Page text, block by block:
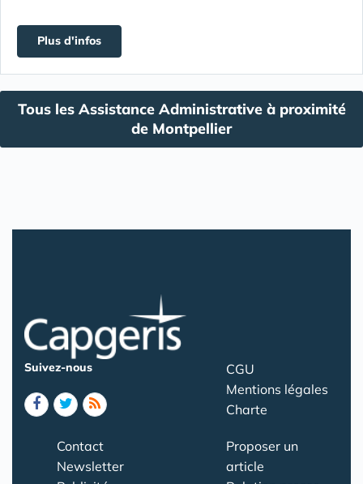
Plus d'infos
Tous les Assistance Administrative à proximité
de Montpellier
Suivez-nous
CGU
Mentions légales
Charte
Contact
Newsletter
Proposer un
article